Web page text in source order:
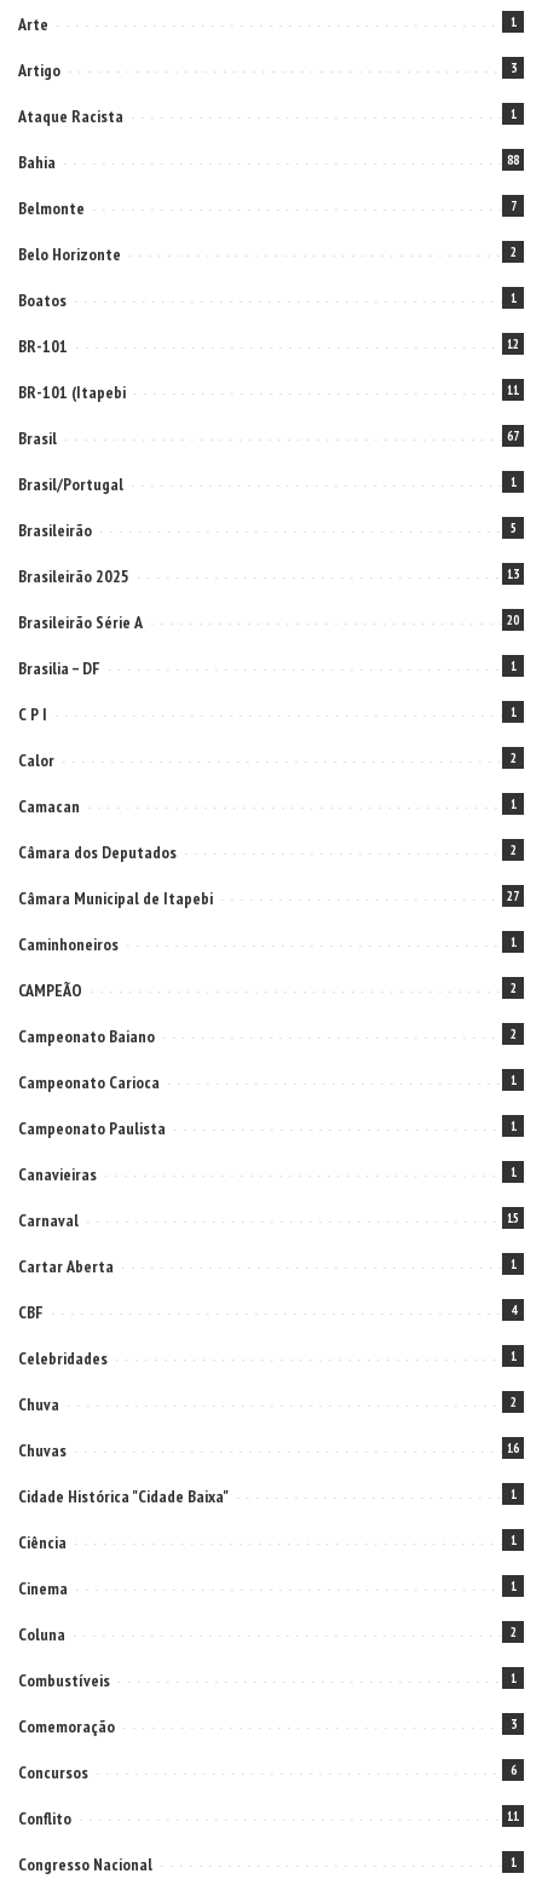
Arte 1
Artigo 3
Ataque Racista 1
Bahia 88
Belmonte 7
Belo Horizonte 2
Boatos 1
BR-101 12
BR-101 (Itapebi 11
Brasil 67
Brasil/Portugal 1
Brasileirão 5
Brasileirão 2025 13
Brasileirão Série A 20
Brasilia – DF 1
C P I 1
Calor 2
Camacan 1
Câmara dos Deputados 2
Câmara Municipal de Itapebi 27
Caminhoneiros 1
CAMPEÃO 2
Campeonato Baiano 2
Campeonato Carioca 1
Campeonato Paulista 1
Canavieiras 1
Carnaval 15
Cartar Aberta 1
CBF 4
Celebridades 1
Chuva 2
Chuvas 16
Cidade Histórica "Cidade Baixa" 1
Ciência 1
Cinema 1
Coluna 2
Combustíveis 1
Comemoração 3
Concursos 6
Conflito 11
Congresso Nacional 1